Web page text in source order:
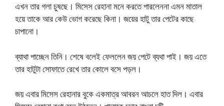
এখন তার গলা চুষছে। মিসেস রেহানা মনে করতে পারলেননা এমন মাতাল
হয়ে তাকে আর কেউ ভোগ করেছে কিনা। জয়ের হাটু তার পেটের কাছে
চাপানো।
ব্যাথা পাচ্ছেন তিনি। শেষে বলেই ফেললেন জয় পেটে ব্যথা পাই। জয় এতে
তার হাটুটা সোফাতে রেখে তার কোলে বসে পড়ল।
জয় এবার মিসেস রেহানার বুকে একমাত্র আবরন আচলে হাত দিল। এবার